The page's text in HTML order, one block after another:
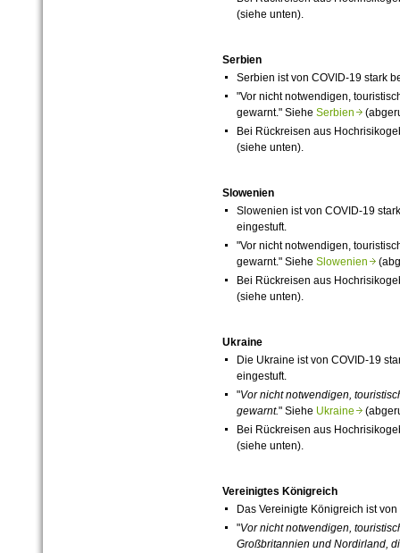
(siehe unten).
Serbien
Serbien ist von COVID-19stark
"Vor nicht notwendigen,
gewarnt." Siehe Serbien
Bei Rückreisen aus
(siehe unten).
Slowenien
Slowenien ist von COVID-19
eingestuft.
"Vor nicht notwendigen,
gewarnt." Siehe Slowenien
Bei Rückreisen aus
(siehe unten).
Ukraine
Die Ukraine ist von COVID-19
eingestuft.
"Vor nicht notwendigen,
gewarnt." Siehe Ukraine
Bei Rückreisen aus
(siehe unten).
Vereinigtes Königreich
Das Vereinigte Königreich ist von
"Vor nicht notwendigen,
Großbritannien und Nordirland,